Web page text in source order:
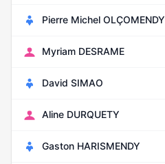
Pierre Michel OLÇOMENDY
Myriam DESRAME
David SIMAO
Aline DURQUETY
Gaston HARISMENDY